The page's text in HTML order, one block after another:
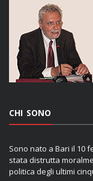
CHI SONO
Sono nato a Bari il 10
stata distrutta
politica degli ultimi